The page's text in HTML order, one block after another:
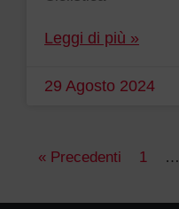
Leggi di più »
29 Agosto 2024
« Precedenti 1 …